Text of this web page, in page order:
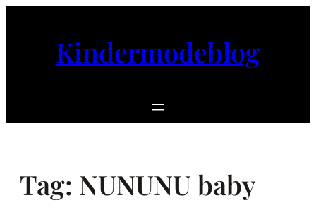
Kindermodeblog
Tag: NUNUNU baby